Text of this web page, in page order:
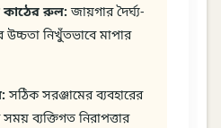
কাঠের রুল: জায়গার দৈর্ঘ্য-
উচ্চতা নিখুঁতভাবে মাপার
সঠিক সরঞ্জামের ব্যবহারের
ব্যক্তিগত নিরাপত্তার